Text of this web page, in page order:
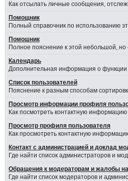
Как отсылать личные сообщения,
Помощник
Полный справочник по использованию
Помошник
Полное пояснение к этой небольшой,
Календарь
Дополнительная информация о
Список пользователей
Пояснение к разным способам
Просмотр информации профиля
Как посмотреть контактную
Просмотр профиля пользователя
Как просмотреть контактную
Контакт с администрацией и доклад
Где найти список администраторов и
Обращения к модераторам и жалобы
Где найти список модераторов и